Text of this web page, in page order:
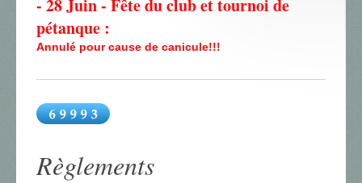
- 28 Juin - Fête du club et tournoi de
pétanque :
Annulé pour cause de canicule!!!
Règlements